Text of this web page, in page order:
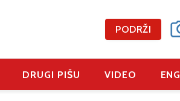
PODRŽI
DRUGI PIŠU VIDEO ENG